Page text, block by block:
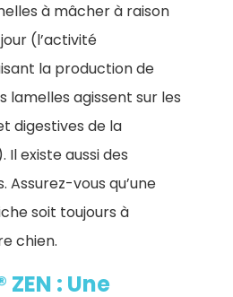
à mâcher à raison
(l’activité
la production de
agissent sur les
digestives de la
Il existe aussi des
Assurez-vous qu’une
soit toujours à
chien.
ZEN : Une